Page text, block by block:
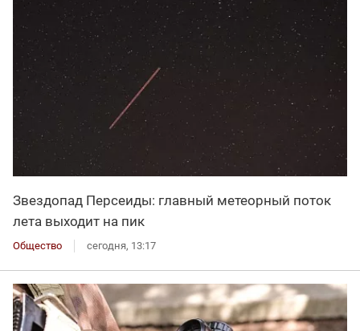
Звездопад Персеиды: главный метеорный поток
лета выходит на пик
Общество сегодня, 13:17